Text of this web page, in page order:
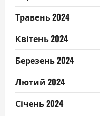
Травень 2024
Квітень 2024
Березень 2024
Лютий 2024
Січень 2024